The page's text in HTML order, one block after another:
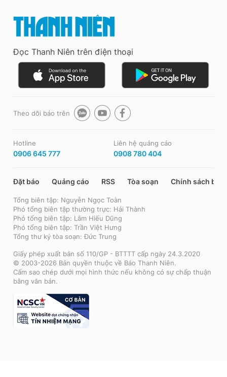
Đọc Thanh Niên trên điện thoại
Theo dõi báo trên
Hotline
0906 645 777
Liên hệ quảng cáo
0908 780 404
Đặt báo Quảng cáo RSS Tòa soạn Chính sách bảo
Tổng biên tập: Nguyễn Ngọc Toàn
Phó tổng biên tập thường trực: Hải Thành
Phó tổng biên tập: Lâm Hiếu Dũng
Phó tổng biên tập: Trần Việt Hưng
Tổng thư ký tòa soạn: Đức Trung
Giấy phép xuất bản số 110/GP - BTTTT cấp ngày 24.3.2020
© 2003-2026 Bản quyền thuộc về Báo Thanh Niên.
Cấm sao chép dưới mọi hình thức nếu không có sự chấp thuận
bằng văn bản.